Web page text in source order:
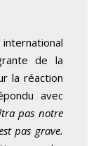
de la
la réaction
avec
pas notre
pas grave.